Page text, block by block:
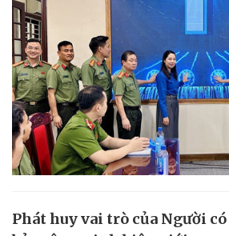
Phát huy vai trò của Người